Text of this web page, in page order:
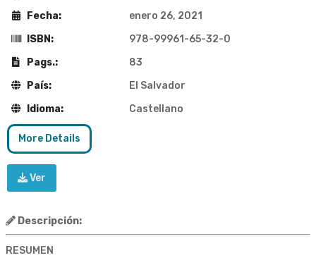
Fecha:
enero 26, 2021
ISBN:
978-99961-65-32-0
Pags.:
83
País:
El Salvador
Idioma:
Castellano
More Details
Ver
Descripción:
RESUMEN